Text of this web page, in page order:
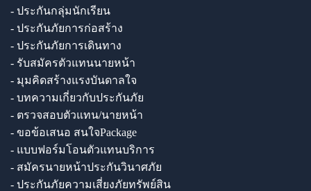
- ประกันกลุ่มนักเรียน
- ประกันภัยการก่อสร้าง
- ประกันภัยการเดินทาง
- รับสมัครตัวแทนนายหน้า
- มุมคิดสร้างแรงบันดาลใจ
- บทความเกี่ยวกับประกันภัย
- ตรวจสอบตัวแทน/นายหน้า
- ขอข้อเสนอ สนใจPackage
- แบบฟอร์มโอนตัวแทนบริการ
- สมัครนายหน้าประกันวินาศภัย
- ประกันภัยความเสี่ยงภัยทรัพย์สิน